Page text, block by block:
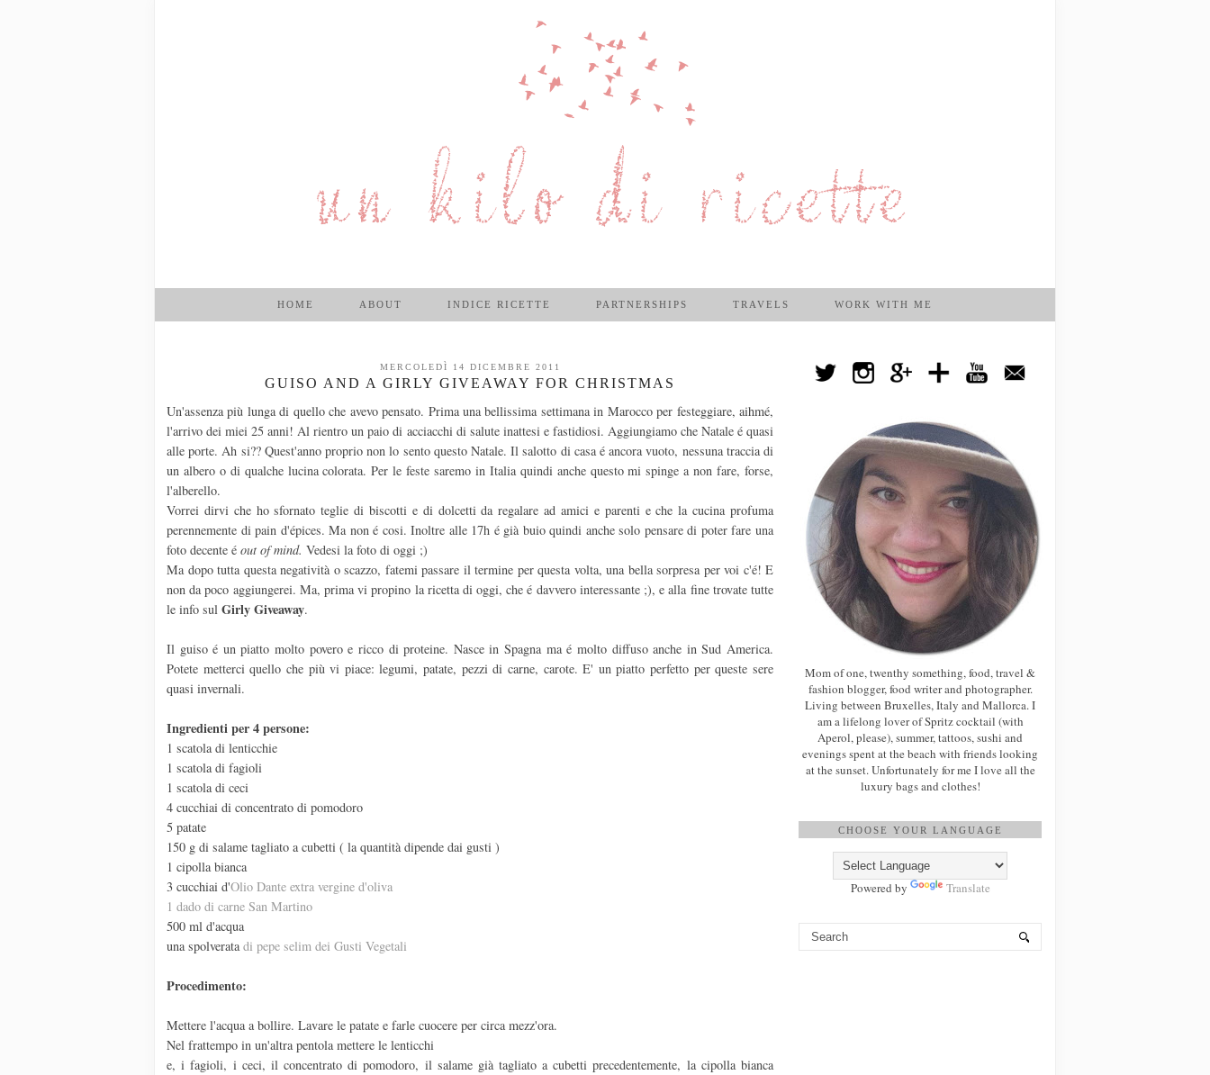
HOME ABOUT INDICE RICETTE PARTNERSHIPS TRAVELS WORK WITH ME
MERCOLEDÌ 14 DICEMBRE 2011
GUISO AND A GIRLY GIVEAWAY FOR CHRISTMAS
Un'assenza più lunga di quello che avevo pensato. Prima una bellissima settimana in Marocco per festeggiare, aihmé,
l'arrivo dei miei 25 anni! Al rientro un paio di acciacchi di salute inattesi e fastidiosi. Aggiungiamo che Natale é quasi
alle porte. Ah si?? Quest'anno proprio non lo sento questo Natale. Il salotto di casa é ancora vuoto, nessuna traccia di
un albero o di qualche lucina colorata. Per le feste saremo in Italia quindi anche questo mi spinge a non fare, forse,
l'alberello.
Vorrei dirvi che ho sfornato teglie di biscotti e di dolcetti da regalare ad amici e parenti e che la cucina profuma
perennemente di pain d'épices. Ma non é cosi. Inoltre alle 17h é già buio quindi anche solo pensare di poter fare una
foto decente é out of mind. Vedesi la foto di oggi ;)
Ma dopo tutta questa negatività o scazzo, fatemi passare il termine per questa volta, una bella sorpresa per voi c'é! E
non da poco aggiungerei. Ma, prima vi propino la ricetta di oggi, che é davvero interessante ;), e alla fine trovate tutte
le info sul GirlyGiveaway.
Il guiso é un piatto molto povero e ricco di proteine. Nasce in Spagna ma é molto diffuso anche in Sud America.
Potete metterci quello che più vi piace: legumi, patate, pezzi di carne, carote. E' un piatto perfetto per queste sere
quasi invernali.
Ingredienti per 4 persone:
1 scatola di lenticchie
1 scatola di fagioli
1 scatola di ceci
4 cucchiai di concentrato di pomodoro
5 patate
150 g di salame tagliato a cubetti ( la quantità dipende dai gusti )
1 cipolla bianca
3 cucchiai d'Olio Dante extra vergine d'oliva
1 dado di carne San Martino
500 ml d'acqua
una spolveratadi pepe selim dei Gusti Vegetali
Procedimento:
Mettere l'acqua a bollire. Lavare le patate e farle cuocere per circa mezz'ora.
Nel frattempo in un'altra pentola mettere le lenticchi
e, i fagioli, i ceci, il concentrato di pomodoro, il salame già tagliato a cubetti precedentemente, la cipolla bianca
Mom of one, twenthy something, food, travel &
fashion blogger, food writer and photographer.
Living between Bruxelles, Italy and Mallorca. I
am a lifelong lover of Spritz cocktail (with
Aperol, please), summer, tattoos, sushi and
evenings spent at the beach with friends looking
at the sunset. Unfortunately for me I love all the
luxury bags and clothes!
CHOOSE YOUR LANGUAGE
Powered by Translate